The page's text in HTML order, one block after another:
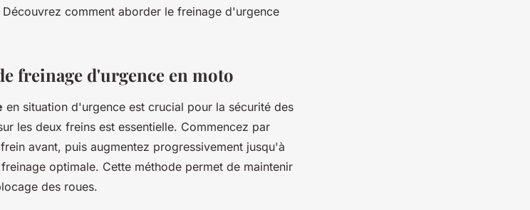
comment aborder le freinage d'urgence
freinage d'urgence en moto
en situation d'urgence est crucial pour la sécurité des
les deux freins est essentielle. Commencez par
avant, puis augmentez progressivement jusqu'à
optimale. Cette méthode permet de maintenir
des roues.